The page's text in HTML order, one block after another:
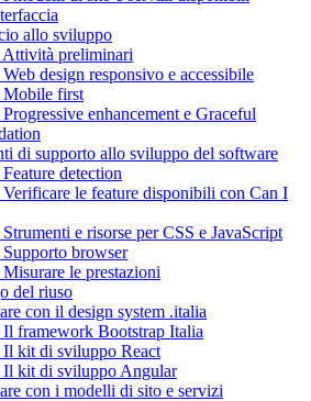
allo sviluppo
Attività preliminari
design responsivo e accessibile
Mobile first
enhancement e Graceful
di supporto allo sviluppo del software
detection
le feature disponibili con Can I
e risorse per CSS e JavaScript
browser
le prestazioni
del riuso
con il design system .italia
Il framework Bootstrap Italia
Il kit di sviluppo React
Il kit di sviluppo Angular
con i modelli di sito e servizi